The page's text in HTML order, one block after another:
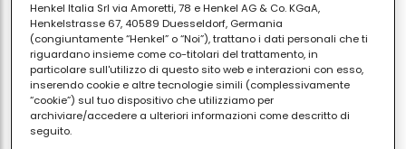
Vuoi qualche spunto? Guarda la fotogallery in alto e
Henkel Italia Srl via Amoretti, 78 e Henkel AG & Co. KGaA,
Henkelstrasse 67, 40589 Duesseldorf, Germania
(congiuntamente “Henkel” o “Noi”), trattano i dati personali che ti
riguardano insieme come co-titolari del trattamento, in
particolare sull'utilizzo di questo sito web e interazioni con esso,
inserendo cookie e altre tecnologie simili (complessivamente
“cookie”) sul tuo dispositivo che utilizziamo per
archiviare/accedere a ulteriori informazioni come descritto di
seguito.